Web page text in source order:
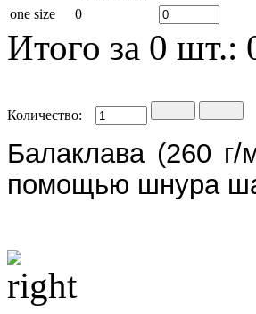
one size
0
Итого за 0 шт.:
Количество:
Балаклава (260
помощью шнура